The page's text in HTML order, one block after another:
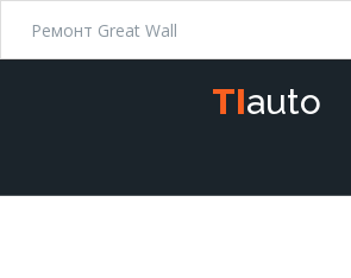
TIauto
Ремонт Great Wall